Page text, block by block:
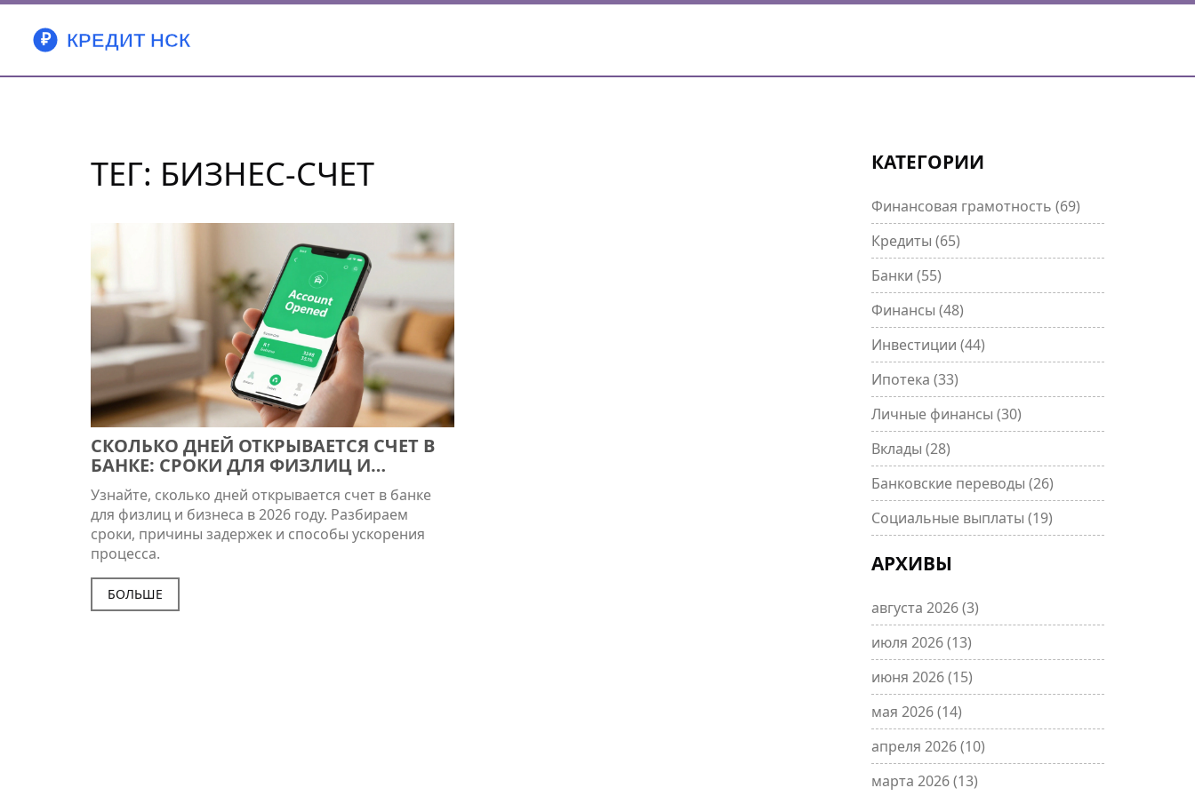
ТЕГ: БИЗНЕС-СЧЕТ
СКОЛЬКО ДНЕЙ ОТКРЫВАЕТСЯ СЧЕТ В
БАНКЕ: СРОКИ ДЛЯ ФИЗЛИЦ И
БИЗНЕСА В 2026 ГОДУ
Узнайте, сколько дней открывается счет в банке
для физлиц и бизнеса в 2026 году. Разбираем
сроки, причины задержек и способы ускорения
процесса.
БОЛЬШЕ
КАТЕГОРИИ
Финансовая грамотность (69)
Кредиты (65)
Банки (55)
Финансы (48)
Инвестиции (44)
Ипотека (33)
Личные финансы (30)
Вклады (28)
Банковские переводы (26)
Социальные выплаты (19)
АРХИВЫ
августа 2026(3)
июля 2026(13)
июня 2026(15)
мая 2026(14)
апреля 2026(10)
марта 2026(13)